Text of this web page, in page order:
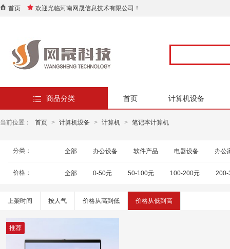
首页 欢迎光临河南网晟信息技术有限公司！
商品分类 首页 计算机设备
当前位置： 首页 > 计算机设备 > 计算机 > 笔记本计算机
分类： 全部 办公设备 软件产品 电器设备 办公
价格： 全部 0-50元 50-100元 100-200元 200-
上架时间 按人气 价格从高到低 价格从低到高
推荐